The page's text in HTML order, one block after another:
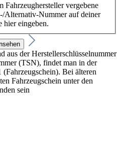
vergebene
Alternativ-Nummer auf deiner
hier eingeben.